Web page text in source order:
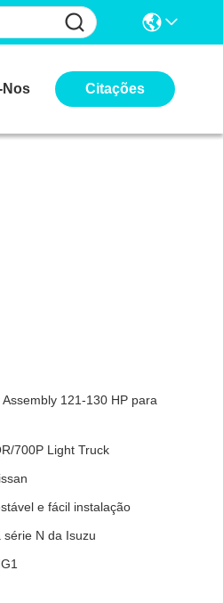
Nos Citações
121-130 HP para
700P Light Truck
e fácil instalação
N da Isuzu